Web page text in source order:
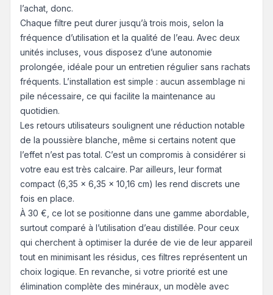
l’achat, donc.
Chaque filtre peut durer jusqu’à trois mois, selon la
fréquence d’utilisation et la qualité de l’eau. Avec deux
unités incluses, vous disposez d’une autonomie
prolongée, idéale pour un entretien régulier sans rachats
fréquents. L’installation est simple : aucun assemblage ni
pile nécessaire, ce qui facilite la maintenance au
quotidien.
Les retours utilisateurs soulignent une réduction notable
de la poussière blanche, même si certains notent que
l’effet n’est pas total. C’est un compromis à considérer si
votre eau est très calcaire. Par ailleurs, leur format
compact (6,35 x 6,35 x 10,16 cm) les rend discrets une
fois en place.
À 30 €, ce lot se positionne dans une gamme abordable,
surtout comparé à l’utilisation d’eau distillée. Pour ceux
qui cherchent à optimiser la durée de vie de leur appareil
tout en minimisant les résidus, ces filtres représentent un
choix logique. En revanche, si votre priorité est une
élimination complète des minéraux, un modèle avec